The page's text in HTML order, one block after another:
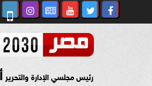
رئيس مجلسي الإدارة والتحرير